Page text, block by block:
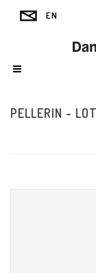
PELLERIN -